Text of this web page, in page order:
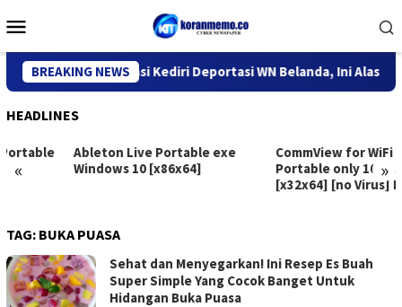
to
Menu
BREAKING NEWS
Kantor Imigrasi Kediri Deportasi WN Belanda, Ini Alasannya
HEADLINES
« »
Ableton Live Portable exe
Windows 10 [x86x64]
CommView for WiFi VoIP
Portable only 100% Worked
[x32x64] [no Virus] Reddit
TAG: BUKA PUASA
Sehat dan Menyegarkan! Ini Resep Es Buah
Super Simple Yang Cocok Banget Untuk
Hidangan Buka Puasa